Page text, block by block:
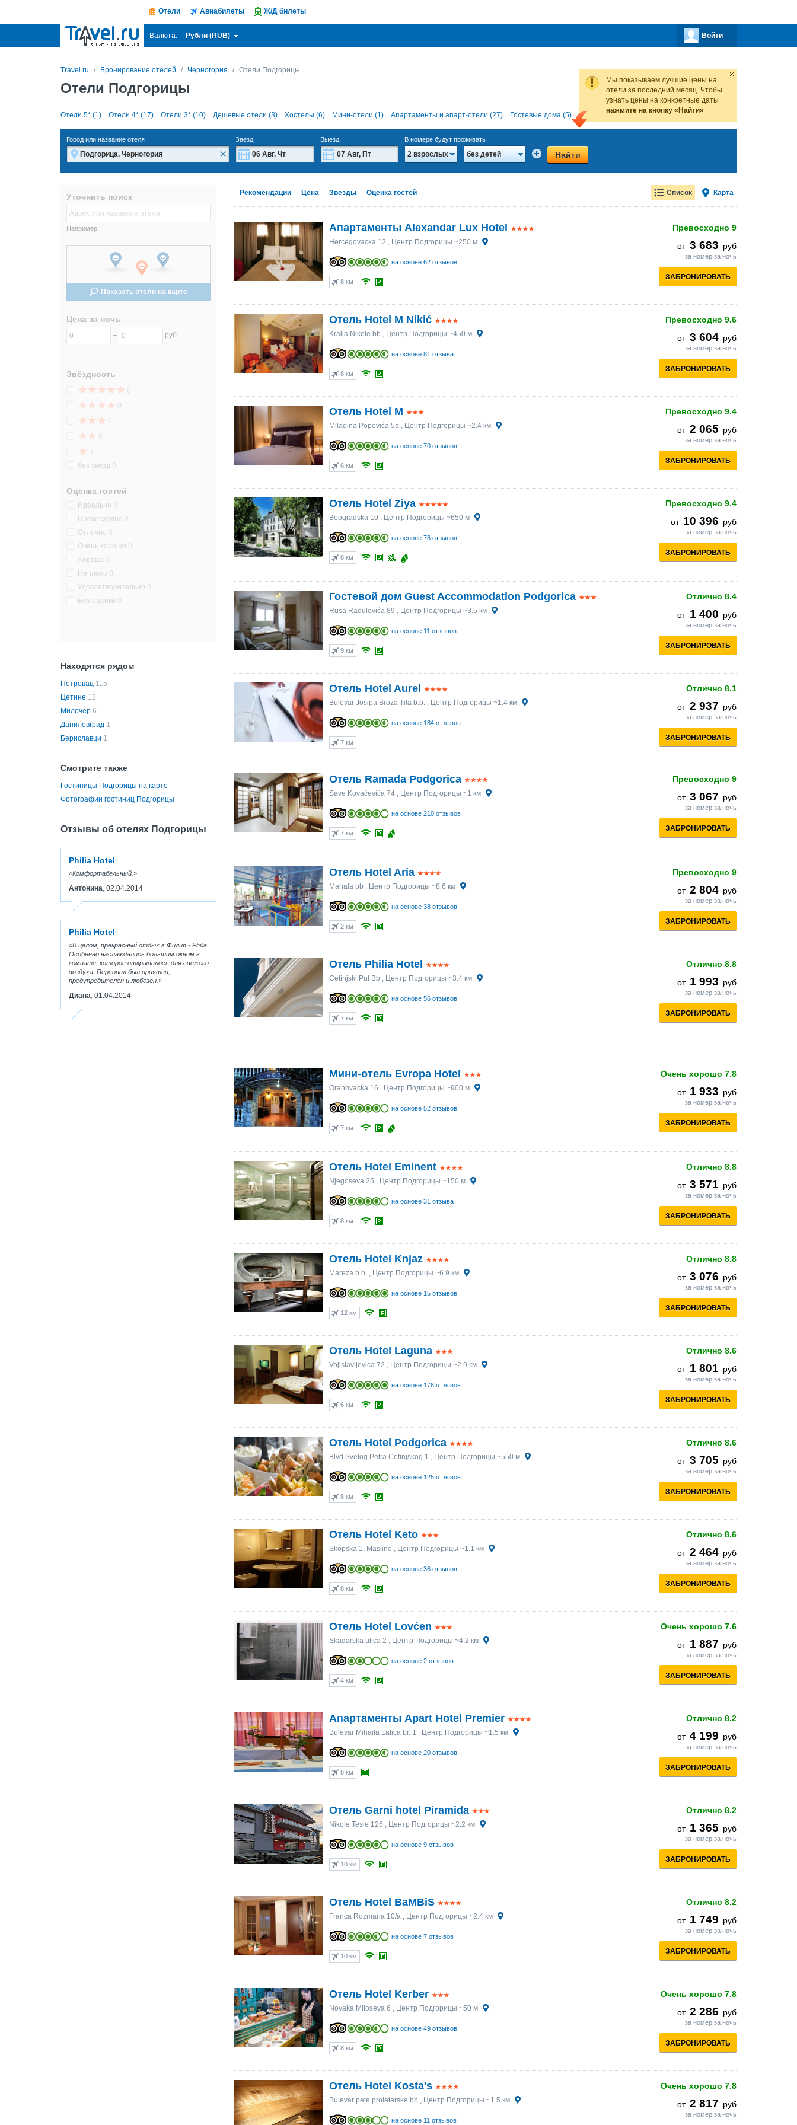
Отели Авиабилеты Ж/Д билеты
Валюта: Рубли (RUB) Войти
Travel.ru Бронирование отелей Черногория Отели Подгорицы
Отели Подгорицы
Отели 5* (1) Отели 4* (17) Отели 3* (10) Дешевые отели (3) Хостелы (6) Мини-отели (1) Апартаменты и апарт-отели (27) Гостевые дома (5) Все предложения (70)
Мы показываем лучшие цены на
отели за последний месяц. Чтобы
узнать цены на конкретные даты
нажмите на кнопку «Найти»
Город или название отеля
×
Заезд
28 31
10 12 13 16
17 18 19 20 21 22 23
24 25 26 27 28 29 30
Выезд
28
10 11 12 14 16
17 18 19 20 21 22 23
24 25 26 27 28 29 30
В номере будут проживать
2 взрослых без детей Найти
Уточнить поиск
Например,
Показать отели на карте
Цена за ночь
– руб
Звёздность
0
0
0
0
0
без звёзд 0
Оценка гостей
Идеально 0
Превосходно 0
Отлично 0
Очень хорошо 0
Хорошо 0
Неплохо 0
Удовлетворительно 0
Без оценки 0
Находятся рядом
Петровац 115
Цетине 12
Милочер 6
Даниловград 1
Бериславци 1
Смотрите также
Гостиницы Подгорицы на карте
Фотографии гостиниц Подгорицы
Отзывы об отелях Подгорицы
Philia Hotel
Комфортабельный.
Антонина 02.04.2014
Philia Hotel
В целом, прекрасный отдых в Филия - Philia.
Особенно наслаждались большим окном в
комнате, которое открывалось для свежего
воздуха. Персонал был приятен,
предупредителен и любезен.
Диана 01.04.2014
Список Карта
Рекомендации Цена Звезды Оценка гостей
Превосходно 9
от 3 683 руб
за номер за ночь
ЗАБРОНИРОВАТЬ
Апартаменты Alexandar Lux Hotel
Hercegovacka 12 , Центр Подгорицы ~250 м
на основе 62 отзывов
8 км
Превосходно 9.6
от 3 604 руб
за номер за ночь
ЗАБРОНИРОВАТЬ
Отель Hotel M Nikić
Kralja Nikole bb , Центр Подгорицы ~450 м
на основе 81 отзыва
8 км
Превосходно 9.4
от 2 065 руб
за номер за ночь
ЗАБРОНИРОВАТЬ
Отель Hotel M
Miladina Popovića 5a, Центр Подгорицы ~2.4 км
на основе 70 отзывов
6 км
Превосходно 9.4
от 10 396 руб
за номер за ночь
ЗАБРОНИРОВАТЬ
Отель Hotel Ziya
Beogradska 10, Центр Подгорицы ~650 м
на основе 76 отзывов
8 км
Отлично 8.4
от 1 400 руб
за номер за ночь
ЗАБРОНИРОВАТЬ
Гостевой дом Guest Accommodation Podgorica
Rusa Radulovića 89 , Центр Подгорицы ~3.5 км
на основе 11 отзывов
9 км
Отлично 8.1
от 2 937 руб
за номер за ночь
ЗАБРОНИРОВАТЬ
Отель Hotel Aurel
Bulevar Josipa Broza Tita b.b., Центр Подгорицы ~1.4 км
на основе 184 отзывов
7 км
Превосходно 9
от 3 067 руб
за номер за ночь
ЗАБРОНИРОВАТЬ
Отель Ramada Podgorica
Save Kovačevića 74, Центр Подгорицы ~1 км
на основе 210 отзывов
7 км
Превосходно 9
от 2 804 руб
за номер за ночь
ЗАБРОНИРОВАТЬ
Отель Hotel Aria
Mahala bb , Центр Подгорицы ~8.6 км
на основе 38 отзывов
2 км
Отлично 8.8
от 1 993 руб
за номер за ночь
ЗАБРОНИРОВАТЬ
Отель Philia Hotel
Cetinjski Put Bb , Центр Подгорицы ~3.4 км
на основе 56 отзывов
7 км
Очень хорошо 7.8
от 1 933 руб
за номер за ночь
ЗАБРОНИРОВАТЬ
Мини-отель Evropa Hotel
Orahovacka 16 , Центр Подгорицы ~900 м
на основе 52 отзывов
7 км
Отлично 8.8
от 3 571 руб
за номер за ночь
ЗАБРОНИРОВАТЬ
Отель Hotel Eminent
Njegoseva 25 , Центр Подгорицы ~150 м
на основе 31 отзыва
8 км
Отлично 8.8
от 3 076 руб
за номер за ночь
ЗАБРОНИРОВАТЬ
Отель Hotel Knjaz
Mareza b.b., Центр Подгорицы ~6.9 км
на основе 15 отзывов
12 км
Отлично 8.6
от 1 801 руб
за номер за ночь
ЗАБРОНИРОВАТЬ
Отель Hotel Laguna
Vojislavljevica 72 , Центр Подгорицы ~2.9 км
на основе 178 отзывов
6 км
Отлично 8.6
от 3 705 руб
за номер за ночь
ЗАБРОНИРОВАТЬ
Отель Hotel Podgorica
Blvd Svetog Petra Cetinjskog 1 , Центр Подгорицы ~550 м
на основе 125 отзывов
8 км
Отлично 8.6
от 2 464 руб
за номер за ночь
ЗАБРОНИРОВАТЬ
Отель Hotel Keto
Skopska 1, Masline , Центр Подгорицы ~1.1 км
на основе 36 отзывов
8 км
Очень хорошо 7.6
от 1 887 руб
за номер за ночь
ЗАБРОНИРОВАТЬ
Отель Hotel Lovćen
Skadarska ulica 2 , Центр Подгорицы ~4.2 км
на основе 2 отзывов
4 км
Отлично 8.2
от 4 199 руб
за номер за ночь
ЗАБРОНИРОВАТЬ
Апартаменты Apart Hotel Premier
Bulevar Mihaila Lalica br. 1 , Центр Подгорицы ~1.5 км
на основе 20 отзывов
8 км
Отлично 8.2
от 1 365 руб
за номер за ночь
ЗАБРОНИРОВАТЬ
Отель Garni hotel Piramida
Nikole Tesle 126 , Центр Подгорицы ~2.2 км
на основе 9 отзывов
10 км
Отлично 8.2
от 1 749 руб
за номер за ночь
ЗАБРОНИРОВАТЬ
Отель Hotel BaMBiS
Franca Rozmana 10/a, Центр Подгорицы ~2.4 км
на основе 7 отзывов
10 км
Очень хорошо 7.8
от 2 286 руб
за номер за ночь
ЗАБРОНИРОВАТЬ
Отель Hotel Kerber
Novaka Miloseva 6 , Центр Подгорицы ~50 м
на основе 49 отзывов
8 км
Очень хорошо 7.8
от 2 817 руб
за номер за ночь
Отель Hotel Kosta's
Bulevar pete proleterske bb , Центр Подгорицы ~1.5 км
на основе 11 отзывов